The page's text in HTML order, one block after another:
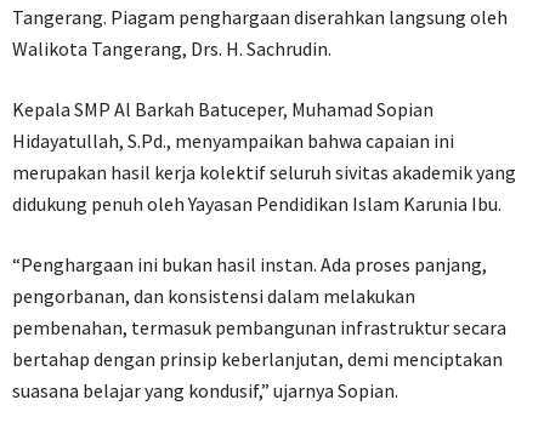
Tangerang. Piagam penghargaan diserahkan langsung oleh
Walikota Tangerang, Drs. H. Sachrudin.
Kepala SMP Al Barkah Batuceper, Muhamad Sopian
Hidayatullah, S.Pd., menyampaikan bahwa capaian ini
merupakan hasil kerja kolektif seluruh sivitas akademik yang
didukung penuh oleh Yayasan Pendidikan Islam Karunia Ibu.
“Penghargaan ini bukan hasil instan. Ada proses panjang,
pengorbanan, dan konsistensi dalam melakukan
pembenahan, termasuk pembangunan infrastruktur secara
bertahap dengan prinsip keberlanjutan, demi menciptakan
suasana belajar yang kondusif,” ujarnya Sopian.